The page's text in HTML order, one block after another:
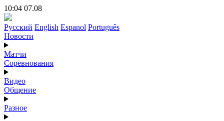
10:04 07.08
Русский English Espanol Português
Новости
Матчи
Соревнования
Видео
Общение
Разное